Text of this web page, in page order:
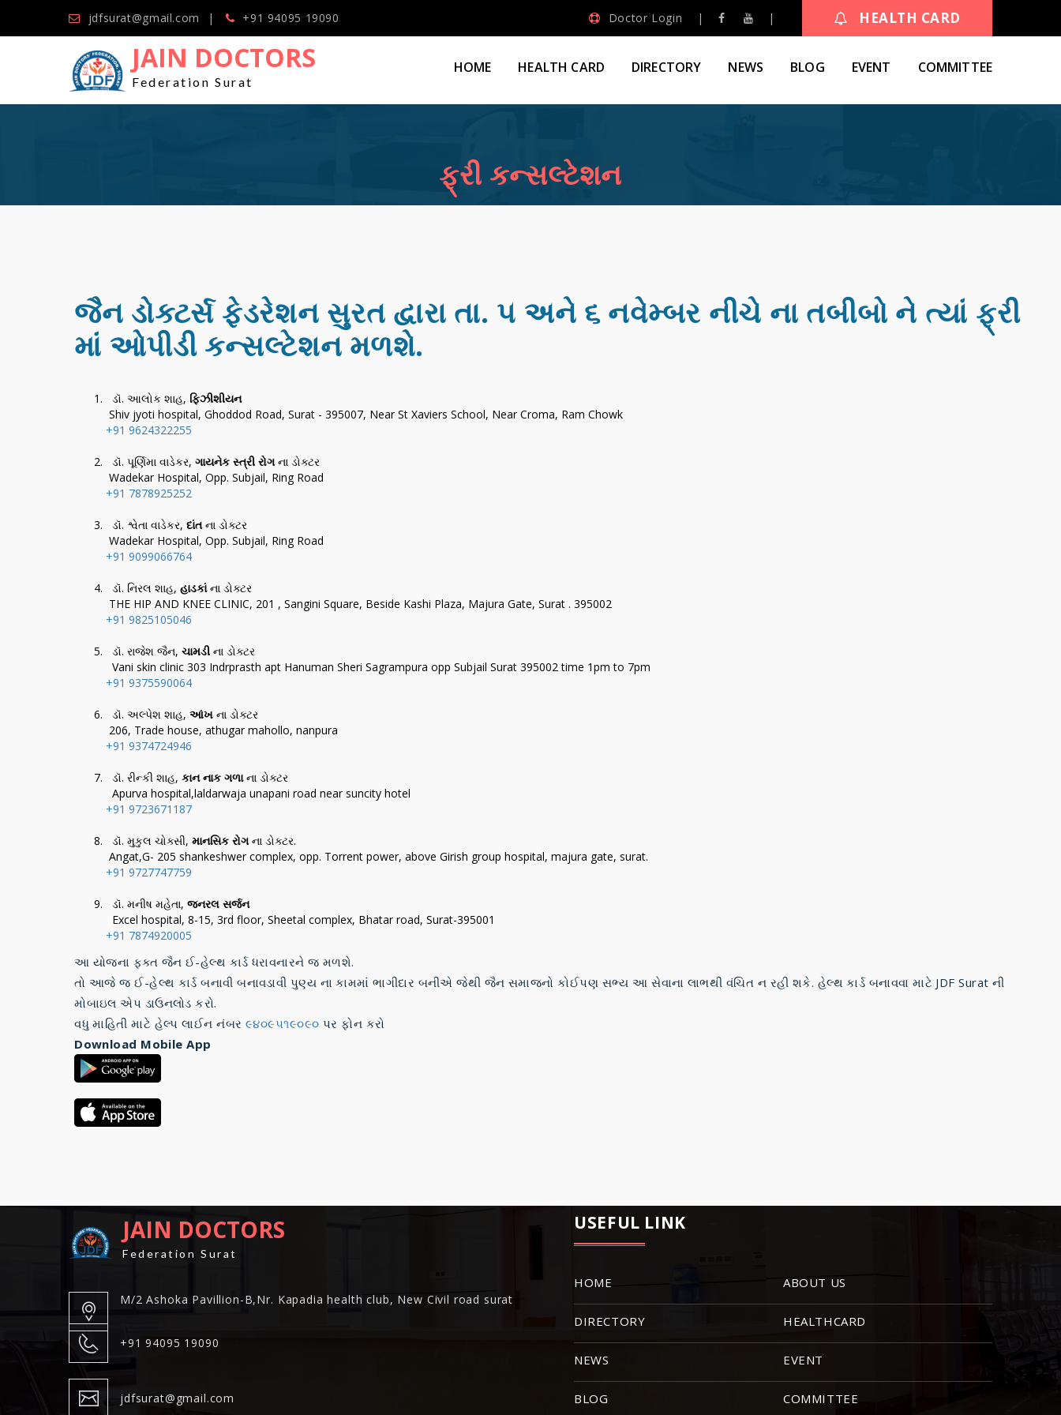
jdfsurat@gmail.com +91 94095 19090 Doctor Login HEALTH CARD
JAIN DOCTORS
Federation Surat
HOME HEALTH CARD DIRECTORY NEWS BLOG EVENT COMMITTEE
ફ્રી કન્સલ્ટેશન
જૈન ડોક્ટર્સ ફેડરેશન સુરત દ્વારા તા. ૫ અને ૬ નવેમ્બર નીચે ના તબીબો ને ત્યાં ફ્રી
માં ઓપીડી કન્સલ્ટેશન મળશે.
ડૉ. આલોક શાહ, ફિઝીશીયન
Shiv jyoti hospital, Ghoddod Road, Surat - 395007, Near St Xaviers School, Near Croma, Ram Chowk
+91 9624322255
ડૉ. પૂર્ણિમા વાડેકર,ગાયનેક સ્ત્રી રોગના ડોક્ટર
Wadekar Hospital, Opp. Subjail, Ring Road
+91 7878925252
ડૉ. શ્વેતા વાડેકર,દાંતના ડોક્ટર
Wadekar Hospital, Opp. Subjail, Ring Road
+91 9099066764
ડૉ. નિરલ શાહ,હાડકાંના ડોક્ટર
THE HIP AND KNEE CLINIC, 201 , Sangini Square, Beside Kashi Plaza, Majura Gate, Surat . 395002
+91 9825105046
ડૉ. રાજેશ જૈન,ચામડીના ડોક્ટર
Vani skin clinic 303 Indrprasth apt Hanuman Sheri Sagrampura opp Subjail Surat 395002 time 1pm to 7pm
+91 9375590064
ડૉ. અલ્પેશ શાહ,આંખના ડોક્ટર
206, Trade house, athugar mahollo, nanpura
+91 9374724946
ડૉ. રીન્કી શાહ,કાન નાક ગળાના ડોક્ટર
Apurva hospital,laldarwaja unapani road near suncity hotel
+91 9723671187
ડૉ. મુકુલ ચોક્સી,માનસિક રોગના ડોક્ટર.
Angat,G- 205 shankeshwer complex, opp. Torrent power, above Girish group hospital, majura gate, surat.
+91 9727747759
ડૉ. મનીષ મહેતા,જનરલ સર્જન
Excel hospital, 8-15, 3rd floor, Sheetal complex, Bhatar road, Surat-395001
+91 7874920005
આ યોજના ફક્ત જૈન ઈ-હેલ્થ કાર્ડ ધરાવનારને જ મળશે.
તો આજે જ ઈ-હેલ્થ કાર્ડ બનાવી બનાવડાવી પુણ્ય ના કામમાં ભાગીદાર બનીએ જેથી જૈન સમાજનો કોઈપણ સભ્ય આ સેવાના લાભથી વંચિત ન રહી શકે. હેલ્થ કાર્ડ બનાવવા માટે JDF Surat ની
મોબાઇલ એપ ડાઉનલોડ કરો.
વધુ માહિતી માટે હેલ્પ લાઈન નંબર ૯૪૦૯૫૧૯૦૯૦ પર ફોન કરો
Download Mobile App
JAIN DOCTORS
Federation Surat
M/2 Ashoka Pavillion-B,Nr. Kapadia health club, New Civil road surat
+91 94095 19090
jdfsurat@gmail.com
USEFUL LINK
HOME ABOUT US
DIRECTORY HEALTHCARD
NEWS EVENT
BLOG COMMITTEE